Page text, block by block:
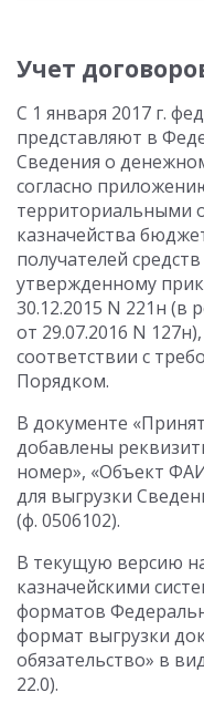
Учет
C 1 января 2017 г.
представляют в
Сведения о
согласно
территориальными
казначейства
получателей
утвержденному
30.12.2015 N 221н (в
от 29.07.2016 N
соответствии с
Порядком.
В документе
добавлены
номер», «Объект
для выгрузки
(ф. 0506102).
В текущую версию
казначейскими
форматов
формат выгрузки
обязательство» в
22.0).